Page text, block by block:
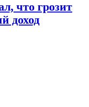
что грозит
доход